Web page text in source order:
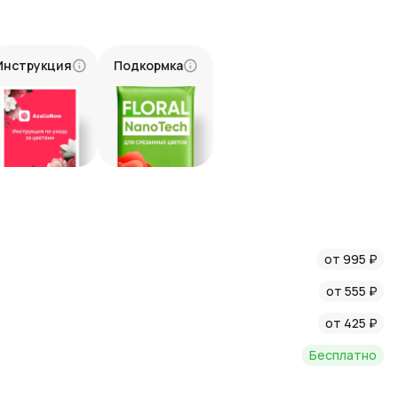
Голландии известны своей стойкостью и долговечностью,
розового тюльпана просто и быстро. Мы предлагаем:
в любое время, которое вам удобно.
цветов.
и создайте незабываемую атмосферу радости и
магазине, и мы доставим букет с вниманием и заботой,
пик продажи тюльпанов приходится на весенне-
этих цветов можно найти с марта по май, далее
тюльпанов. Цена в другие сезоны возрастает. Перед
конкретных тюльпанов в продаже.
Подкормка
от 995 ₽
от 555 ₽
от 425 ₽
Бесплатно